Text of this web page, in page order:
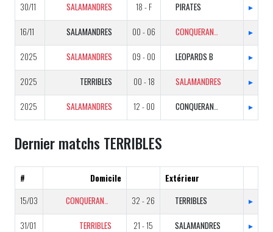
30/11 SALAMANDRES 18 - F PIRATES ▸
16/11 SALAMANDRES 00 - 06 CONQUERANTS ▸
2025 SALAMANDRES 09 - 00 LEOPARDS B ▸
2025 TERRIBLES 00 - 18 SALAMANDRES ▸
2025 SALAMANDRES 12 - 00 CONQUERANTS ▸
Dernier matchs TERRIBLES
# Domicile
Extérieur
15/03
CONQUERANTS 32 - 26 TERRIBLES ▸
31/01 TERRIBLES 21 - 15 SALAMANDRES ▸